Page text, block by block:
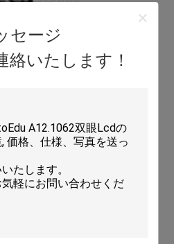
セージ
絡いたします！
- -
●